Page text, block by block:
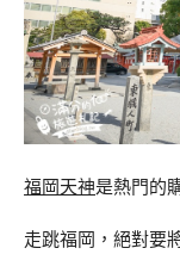
福岡天神是熱門的
走跳福岡，絕對要